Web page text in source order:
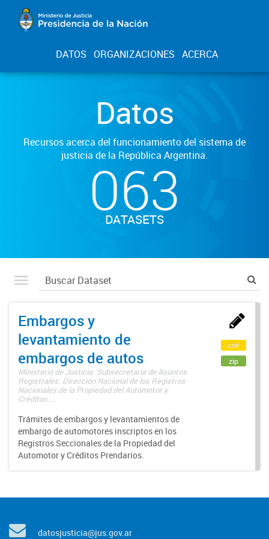
DATOS ORGANIZACIONES ACERCA
Datos
Recursos acerca del funcionamiento del sistema de
justicia de la República Argentina.
063
DATASETS
Embargos y
levantamiento de
embargos de autos
Ministerio de Justicia. Subsecretaría de Asuntos
Registrales. Dirección Nacional de los Registros
Nacionales de la Propiedad del Automotor y
Créditos ...
Trámites de embargos y levantamientos de
embargo de automotores inscriptos en los
Registros Seccionales de la Propiedad del
Automotor y Créditos Prendarios.
csv
zip
datosjusticia@jus.gov.ar